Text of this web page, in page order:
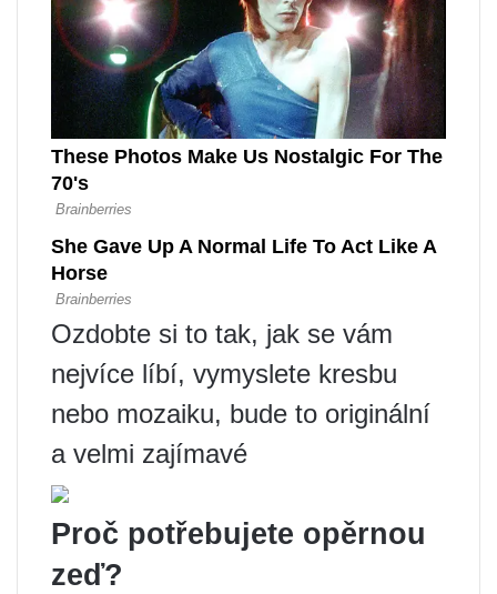
Ozdobte si to tak, jak se vám
nejvíce líbí, vymyslete kresbu
nebo mozaiku, bude to originální
a velmi zajímavé
Proč potřebujete opěrnou
zeď?